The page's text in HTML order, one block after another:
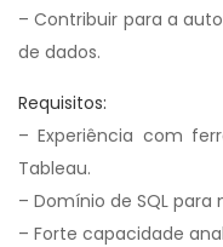
– Contribuir para a
de dados.
Requisitos:
– Experiência com
Tableau.
– Domínio de SQL
– Forte capacidade